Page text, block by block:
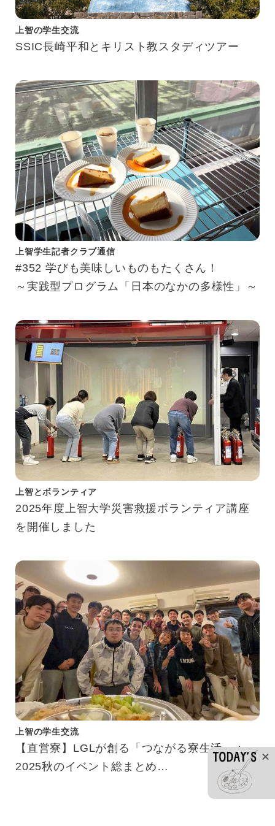
上智の学生交流
SSIC長崎平和とキリスト教スタディツアー
上智学生記者クラブ通信
#352 学びも美味しいものもたくさん！
～実践型プログラム「日本のなかの多様性」～
上智とボランティア
2025年度上智大学災害救援ボランティア講座
を開催しました
上智の学生交流
【直営寮】LGLが創る「つながる寮生活」：
2025秋のイベント総まとめ
【Sophia Dormitories】Creating Connections
in Dorm Life: LGLs’ Autumn 2025 Events at a